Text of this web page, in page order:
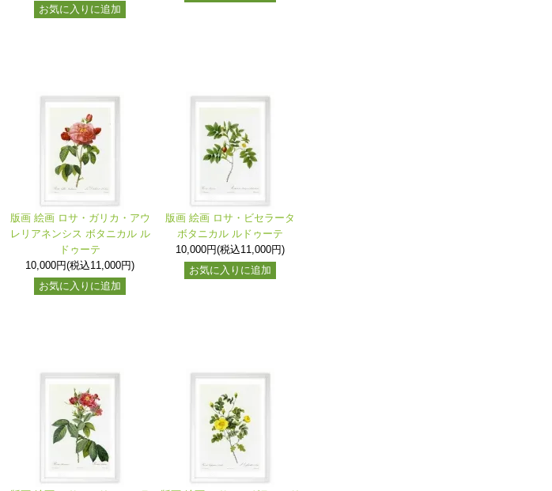
お気に入りに追加
版画 絵画 ロサ・ガリカ・アウ
レリアネンシス ボタニカル ル
ドゥーテ
10,000円(税込11,000円)
お気に入りに追加
版画 絵画 ロサ・ビセラータ
ボタニカル ルドゥーテ
10,000円(税込11,000円)
お気に入りに追加